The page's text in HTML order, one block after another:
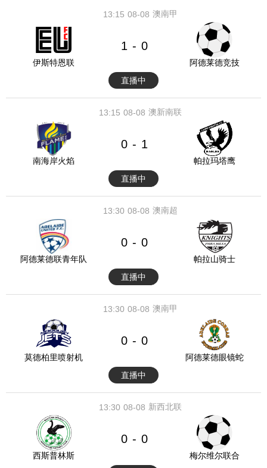
08-08
13:15 澳南甲
伊斯特恩联
1 - 0
阿德莱德竞技
直播中
08-08
13:15 澳新南联
南海岸火焰
0 - 1
帕拉玛塔鹰
直播中
08-08
13:30 澳南超
阿德莱德联青年队
0 - 0
帕拉山骑士
直播中
08-08
13:30 澳南甲
莫德柏里喷射机
0 - 0
阿德莱德眼镜蛇
直播中
08-08
13:30 新西北联
西斯普林斯
0 - 0
梅尔维尔联合